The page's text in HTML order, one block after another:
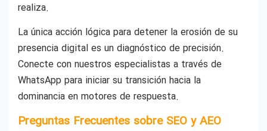
realiza.
La única acción lógica para detener la erosión de su
presencia digital es un diagnóstico de precisión.
Conecte con nuestros especialistas a través de
WhatsApp para iniciar su transición hacia la
dominancia en motores de respuesta.
Preguntas Frecuentes sobre SEO y AEO